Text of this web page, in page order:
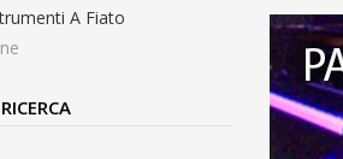
A Fiato